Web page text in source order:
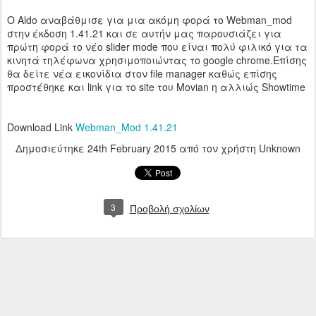
O Aldo αναβάθμισε για μια ακόμη φορά το Webman_mod
στην έκδοση 1.41.21 και σε αυτήν μας παρουσιάζει για
πρώτη φορά το νέο slider mode που είναι πολύ φιλικό για τα
κινητά τηλέφωνα χρησιμοποιώντας το google chrome.Επίσης
θα δείτε νέα εικονίδια στον file manager καθώς επίσης
προστέθηκε και link για το site του Movian η αλλιώς Showtime
Download Link Webman_Mod 1.41.21
Δημοσιεύτηκε 24th February 2015 από τον χρήστη Unknown
3 Προβολή σχολίων